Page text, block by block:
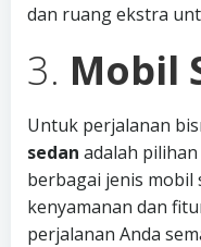
dan ruang ekstra
3. Mobil
Untuk perjalanan
sedan adalah
berbagai jenis mobil
kenyamanan dan
perjalanan Anda